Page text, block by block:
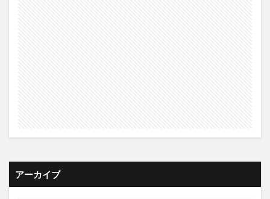
アーカイブ